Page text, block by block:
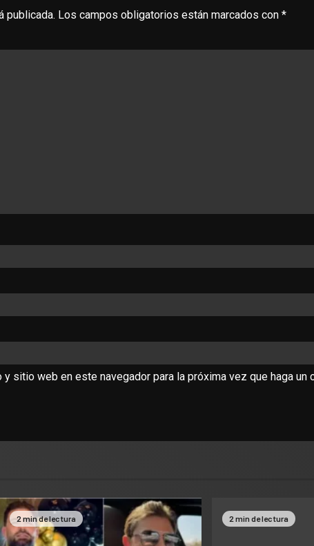
publicada. Los campos obligatorios están marcados con *
sitio web en este navegador para la próxima vez que haga un
2 min de lectura 2 min de lectura